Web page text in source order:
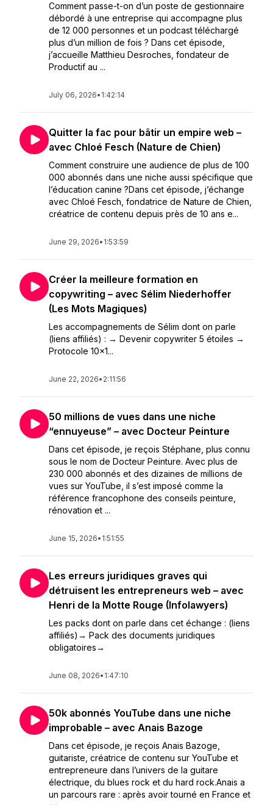
Comment passe-t-on d’un poste de gestionnaire
débordé à une entreprise qui accompagne plus
de 12 000 personnes et un podcast téléchargé
plus d’un million de fois ? Dans cet épisode,
j’accueille Matthieu Desroches, fondateur de
Productif au ...
July 06, 2026• 1:42:14
Quitter la fac pour bâtir un empire web –
avec Chloé Fesch (Nature de Chien)
Comment construire une audience de plus de 100
000 abonnés dans une niche aussi spécifique que
l’éducation canine ?Dans cet épisode, j’échange
avec Chloé Fesch, fondatrice de Nature de Chien,
créatrice de contenu depuis près de 10 ans e...
June 29, 2026• 1:53:59
Créer la meilleure formation en
copywriting – avec Sélim Niederhoffer
(Les Mots Magiques)
Les accompagnements de Sélim dont on parle
(liens affiliés) : → Devenir copywriter 5 étoiles →
Protocole 10x1...
June 22, 2026• 2:11:56
50 millions de vues dans une niche
“ennuyeuse” – avec Docteur Peinture
Dans cet épisode, je reçois Stéphane, plus connu
sous le nom de Docteur Peinture. Avec plus de
230 000 abonnés et des dizaines de millions de
vues sur YouTube, il s’est imposé comme la
référence francophone des conseils peinture,
rénovation et ...
June 15, 2026• 1:51:55
Les erreurs juridiques graves qui
détruisent les entrepreneurs web – avec
Henri de la Motte Rouge (Infolawyers)
Les packs dont on parle dans cet échange : (liens
affiliés)→ Pack des documents juridiques
obligatoires→
June 08, 2026• 1:47:10
50k abonnés YouTube dans une niche
improbable – avec Anais Bazoge
Dans cet épisode, je reçois Anais Bazoge,
guitariste, créatrice de contenu sur YouTube et
entrepreneure dans l’univers de la guitare
électrique, du blues rock et du hard rock.Anais a
un parcours rare : après avoir tourné en France et